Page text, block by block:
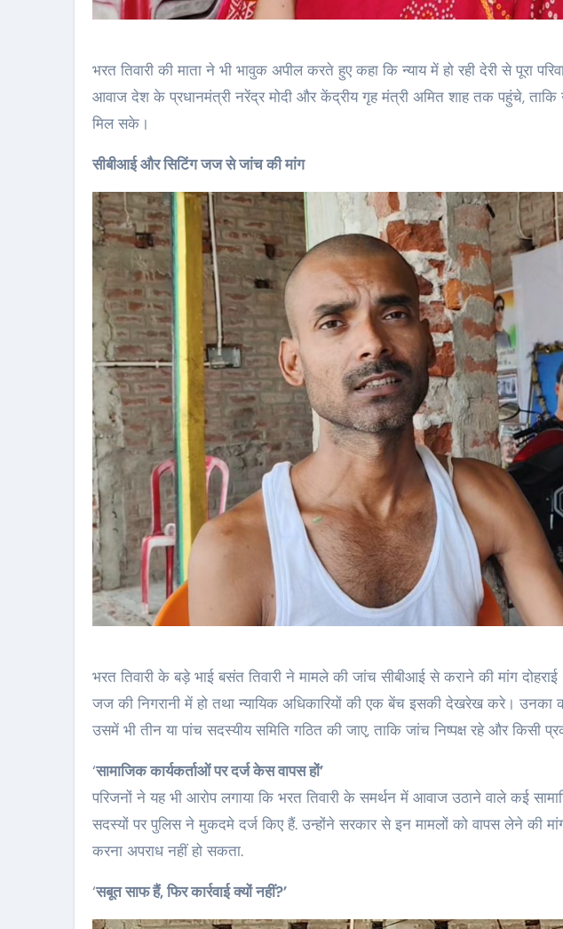
भरत तिवारी की माता ने भी भावुक अपील करते हुए कहा कि न्याय में हो रही देरी से पूरा
आवाज देश के प्रधानमंत्री नरेंद्र मोदी और केंद्रीय गृह मंत्री अमित शाह तक पहुंचे,
मिल सके।
सीबीआई और सिटिंग जज से जांच की मांग
भरत तिवारी के बड़े भाई बसंत तिवारी ने मामले की जांच सीबीआई से कराने की मांग
जज की निगरानी में हो तथा न्यायिक अधिकारियों की एक बेंच इसकी देखरेख करे। उनका
उसमें भी तीन या पांच सदस्यीय समिति गठित की जाए, ताकि जांच निष्पक्ष रहे और किसी
‘सामाजिक कार्यकर्ताओं पर दर्ज केस वापस हों’
परिजनों ने यह भी आरोप लगाया कि भरत तिवारी के समर्थन में आवाज उठाने वाले कई
सदस्यों पर पुलिस ने मुकदमे दर्ज किए हैं. उन्होंने सरकार से इन मामलों को वापस लेने की
करना अपराध नहीं हो सकता.
‘सबूत साफ हैं, फिर कार्रवाई क्यों नहीं?’